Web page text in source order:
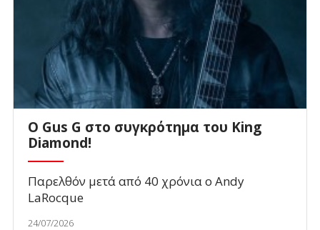
O Gus G στο συγκρότημα του King
Diamond!
Παρελθόν μετά από 40 χρόνια ο Andy
LaRocque
24/07/2026